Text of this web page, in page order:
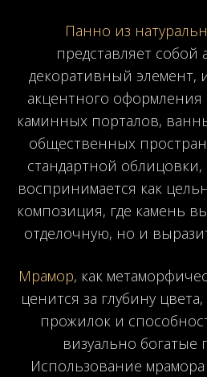
Панно из
представляет собой
декоративный элемент,
акцентного
каминных порталов,
общественных
стандартной
воспринимается как
композиция, где камень
отделочную, но и
Мрамор, как
ценится за глубину
прожилок и
визуально богатые
Использование